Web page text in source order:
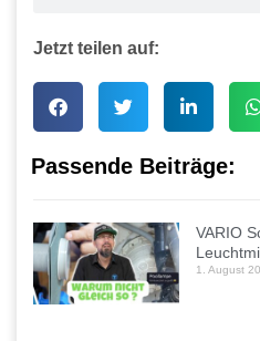
Jetzt teilen auf:
Passende Beiträge:
VARIO
1. August